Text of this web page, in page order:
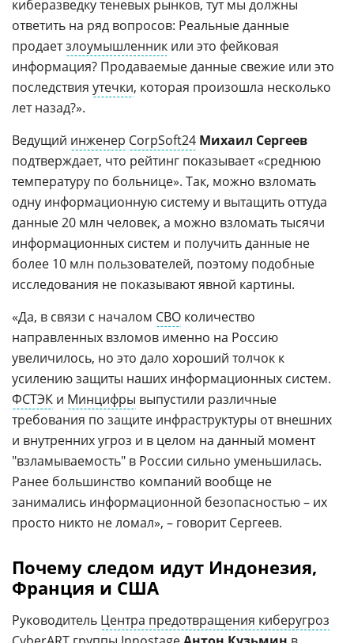
киберазведку теневых рынков, тут мы должны
ответить на ряд вопросов: Реальные данные
продаетзлоумышленник или это фейковая
информация? Продаваемые данные свежие или это
последствия утечки, которая произошла несколько
лет назад?».
Ведущий инженер CorpSoft24 Михаил Сергеев
подтверждает, что рейтинг показывает «среднюю
температуру по больнице». Так, можно взломать
одну информационную систему и вытащить оттуда
данные 20 млн человек, а можно взломать тысячи
информационных систем и получить данные не
более 10 млн пользователей, поэтому подобные
исследования не показывают явной картины.
«Да, в связи с началом СВО количество
направленных взломов именно на Россию
увеличилось, но это дало хороший толчок к
усилению защиты наших информационных систем.
ФСТЭК и Минцифры выпустили различные
требования по защите инфраструктуры от внешних
и внутренних угроз и в целом на данный момент
"взламываемость" в России сильно уменьшилась.
Ранее большинство компаний вообще не
занимались информационной безопасностью – их
просто никто не ломал», – говорит Сергеев.
Почему следом идут Индонезия,
Франция и США
Руководитель Центра предотвращения киберугроз